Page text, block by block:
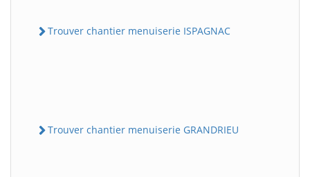
Trouver chantier menuiserie ISPAGNAC
Trouver chantier menuiserie GRANDRIEU